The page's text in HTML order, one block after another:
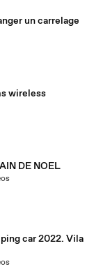
un carrelage
wireless
DE NOEL
car 2022. Vila